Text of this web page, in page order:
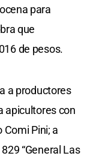
para
que
de pesos.
a productores
apicultores con
Pini; a
“General Las